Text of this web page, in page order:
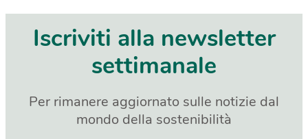
Iscriviti alla newsletter
settimanale
Per rimanere aggiornato sulle notizie dal
mondo della sostenibilità